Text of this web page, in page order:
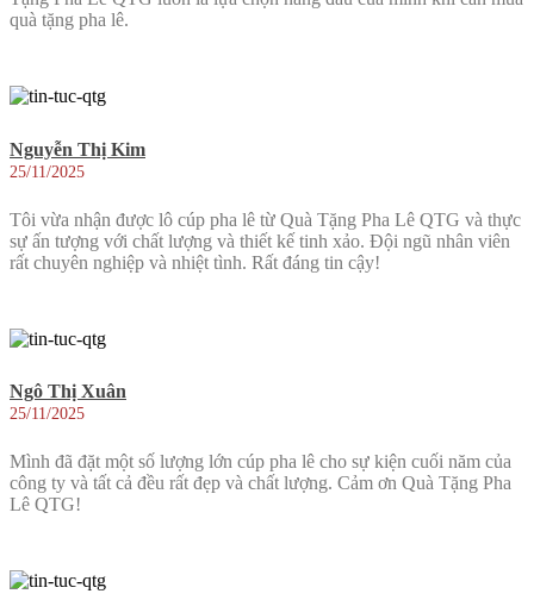
quà tặng pha lê.
Nguyễn Thị Kim
25/11/2025
Tôi vừa nhận được lô cúp pha lê từ Quà Tặng Pha Lê QTG và thực
sự ấn tượng với chất lượng và thiết kế tinh xảo. Đội ngũ nhân viên
rất chuyên nghiệp và nhiệt tình. Rất đáng tin cậy!
Ngô Thị Xuân
25/11/2025
Mình đã đặt một số lượng lớn cúp pha lê cho sự kiện cuối năm của
công ty và tất cả đều rất đẹp và chất lượng. Cảm ơn Quà Tặng Pha
Lê QTG!